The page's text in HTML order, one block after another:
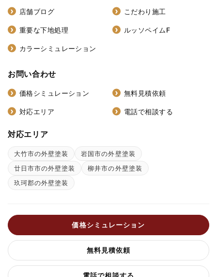
店舗ブログ こだわり施工
重要な下地処理 ルッソペイムF
カラーシミュレーション
お問い合わせ
価格シミュレーション 無料見積依頼
対応エリア 電話で相談する
対応エリア
大竹市の外壁塗装
岩国市の外壁塗装
廿日市市の外壁塗装
柳井市の外壁塗装
玖珂郡の外壁塗装
価格シミュレーション
無料見積依頼